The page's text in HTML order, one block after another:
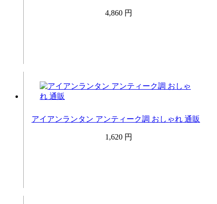
4,860 円
アイアンランタン アンティーク調 おしゃれ 通販
1,620 円